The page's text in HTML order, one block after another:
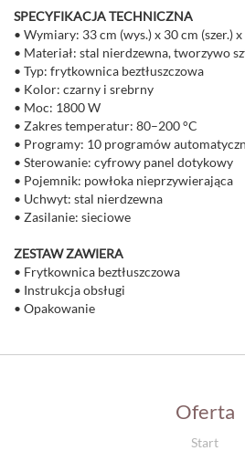
SPECYFIKACJA TECHNICZNA
• Wymiary: 33 cm (wys.) x 30 cm (szer.) x
• Materiał: stal nierdzewna, tworzywo
• Typ: frytkownica beztłuszczowa
• Kolor: czarny i srebrny
• Moc: 1800 W
• Zakres temperatur: 80–200 °C
• Programy: 10 programów
• Sterowanie: cyfrowy panel dotykowy
• Pojemnik: powłoka nieprzywierająca
• Uchwyt: stal nierdzewna
• Zasilanie: sieciowe
ZESTAW ZAWIERA
• Frytkownica beztłuszczowa
• Instrukcja obsługi
• Opakowanie
Oferta
Start